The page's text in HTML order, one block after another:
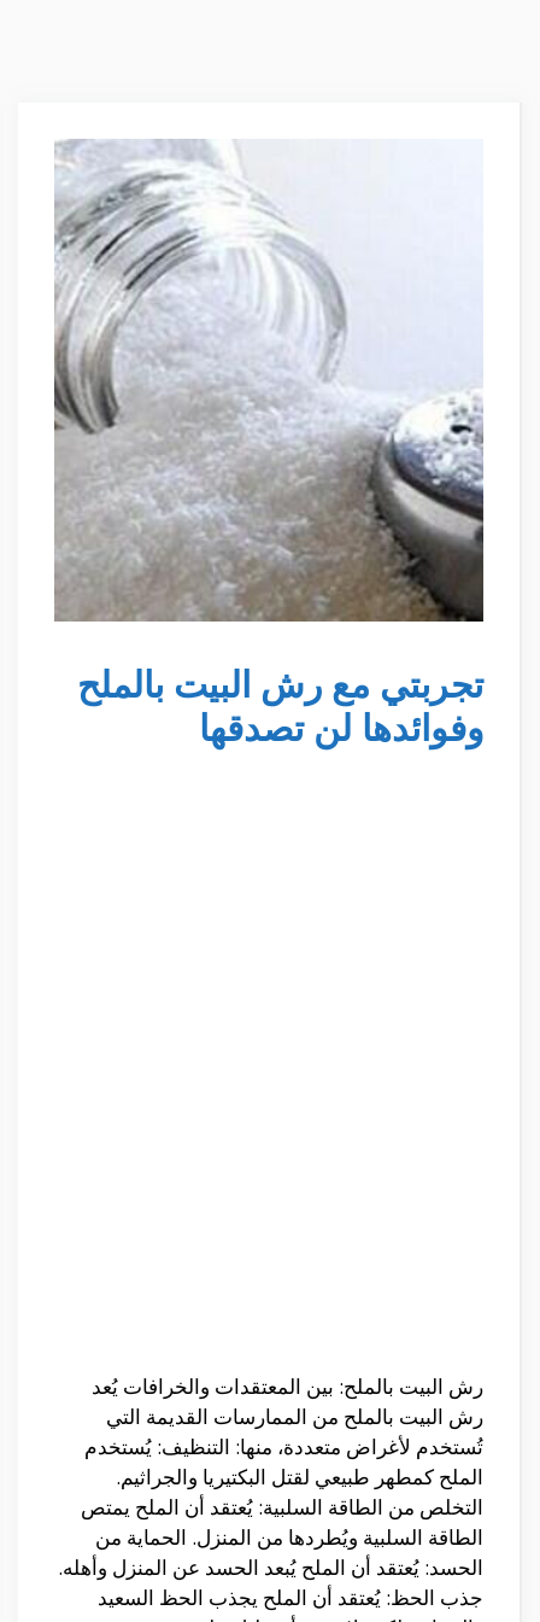
تجربتي مع رش البيت بالملح
وفوائدها لن تصدقها
رش البيت بالملح: بين المعتقدات والخرافات يُعد
رش البيت بالملح من الممارسات القديمة التي
تُستخدم لأغراض متعددة، منها: التنظيف: يُستخدم
الملح كمطهر طبيعي لقتل البكتيريا والجراثيم.
التخلص من الطاقة السلبية: يُعتقد أن الملح يمتص
الطاقة السلبية ويُطردها من المنزل. الحماية من
الحسد: يُعتقد أن الملح يُبعد الحسد عن المنزل وأهله.
جذب الحظ: يُعتقد أن الملح يجذب الحظ السعيد